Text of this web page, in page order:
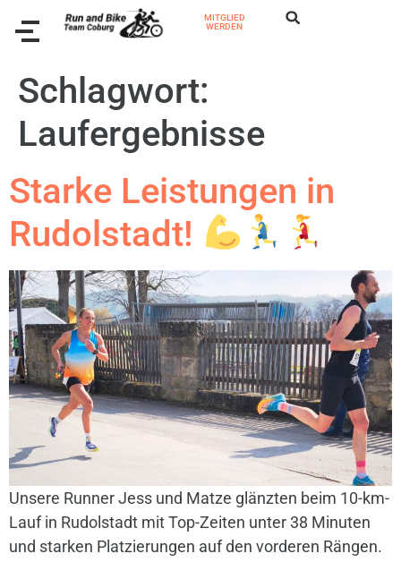
MITGLIED
WERDEN
Schlagwort:
Laufergebnisse
Starke Leistungen in
Rudolstadt!
Unsere Runner Jess und Matze glänzten beim 10-km-
Lauf in Rudolstadt mit Top-Zeiten unter 38 Minuten
und starken Platzierungen auf den vorderen Rängen.